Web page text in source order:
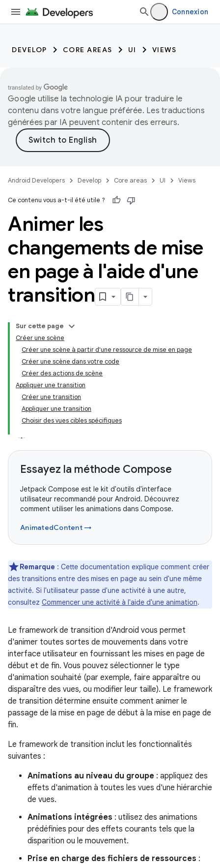
Connexion
DEVELOP CORE AREAS UI VIEWS
Google utilise la technologie IA pour traduire le
contenu dans votre langue préférée. Les traductions
générées par IA peuvent contenir des erreurs.
Android Developers Develop Core areas UI Views
Ce contenu vous a-t-il été utile ?
Animer les
changements de mise
en page à l'aide d'une
transition
Sur cette page
Créer une scène
Créer une scène à partir d'une ressource de mise en page
Créer une scène dans votre code
Créer des actions de scène
Appliquer une transition
Créer une transition
Appliquer une transition
Choisir des vues cibles spécifiques
Essayez la méthode Compose
Jetpack Compose est le kit d'outils d'interface
utilisateur recommandé pour Android. Découvrez
comment utiliser les animations dans Compose.
AnimatedContent →
Remarque : Cette documentation explique comment créer
des transitions entre des mises en page au sein d'une même
activité. Si l'utilisateur passe d'une activité à une autre,
consultez Commencer une activité à l'aide d'une animation.
Le framework de transition d'Android vous permet
d'animer toutes sortes de mouvements dans votre
interface utilisateur en fournissant les mises en page de
début et de fin. Vous pouvez sélectionner le type
d'animation souhaité (par exemple, faire apparaître ou
disparaître des vues, ou modifier leur taille). Le framework
de transition détermine ensuite comment animer le
passage de la mise en page de début à la mise en page de
fin.
Le framework de transition inclut les fonctionnalités
suivantes :
Animations au niveau du groupe : appliquez des
effets d'animation à toutes les vues d'une hiérarchie
de vues.
Animations intégrées : utilisez des animations
prédéfinies pour des effets courants tels que la
disparition ou le mouvement.
Prise en charge des fichiers de ressources :